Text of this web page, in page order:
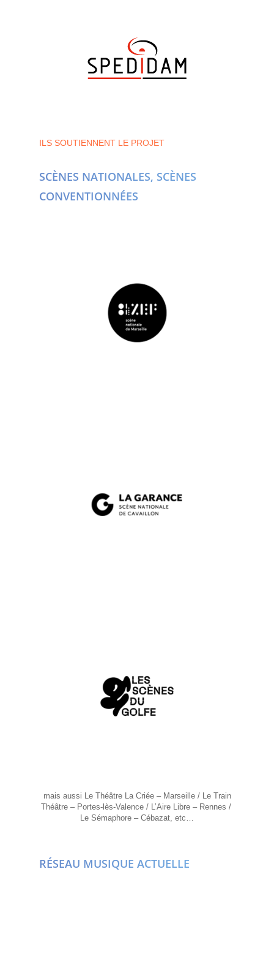
ILS SOUTIENNENT LE PROJET
SCÈNES NATIONALES, SCÈNES
CONVENTIONNÉES
mais aussi Le Théâtre La Criée – Marseille/ Le Train
Théâtre – Portes-lès-Valence / L’Aire Libre – Rennes /
Le Sémaphore – Cébazat, etc…
RÉSEAU MUSIQUE ACTUELLE